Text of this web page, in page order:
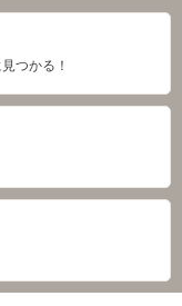
つかる！